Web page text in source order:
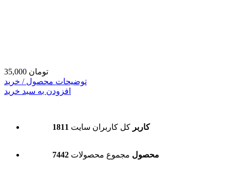
35,000 تومان
توضیحات محصول / خرید
افزودن به سبد خرید
1811 کاربر کل کاربران سایت
7442 محصول مجموع محصولات